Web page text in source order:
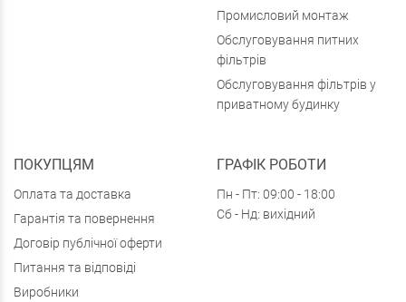
Промисловий монтаж
Обслуговування питних
фільтрів
Обслуговування фільтрів у
приватному будинку
ПОКУПЦЯМ
Оплата та доставка
Гарантія та повернення
Договір публічної оферти
Питання та відповіді
Виробники
ГРАФІК РОБОТИ
Пн - Пт: 09:00 - 18:00
Сб - Нд: вихідний